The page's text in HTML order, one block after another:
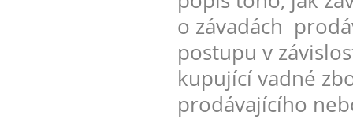
o závadách
postupu v
kupující vadné
prodávajícího